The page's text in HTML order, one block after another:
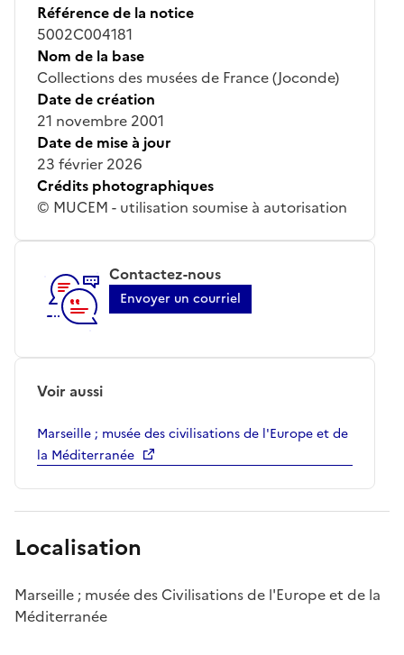
Référence de la notice
5002C004181
Nom de la base
Collections des musées de France (Joconde)
Date de création
21 novembre 2001
Date de mise à jour
23 février 2026
Crédits photographiques
© MUCEM - utilisation soumise à autorisation
Contactez-nous
Envoyer un courriel
Voir aussi
Marseille ; musée des civilisations de l'Europe et de
la Méditerranée
Localisation
Marseille ; musée des Civilisations de l'Europe et de la
Méditerranée